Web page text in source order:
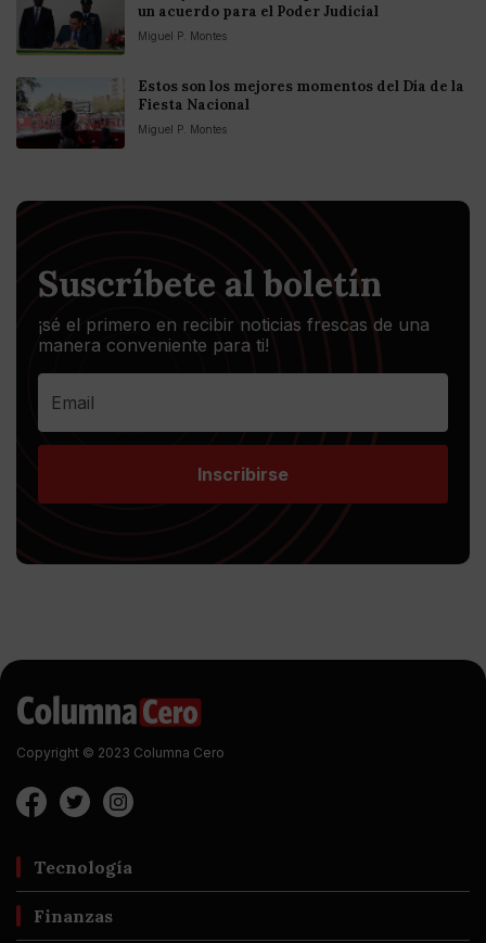
un acuerdo para el Poder Judicial
Miguel P. Montes
Estos son los mejores momentos del Día de la
Fiesta Nacional
Miguel P. Montes
Suscríbete al boletín
¡sé el primero en recibir noticias frescas de una
manera conveniente para ti!
Inscribirse
Copyright © 2023 Columna Cero
Tecnología
Finanzas